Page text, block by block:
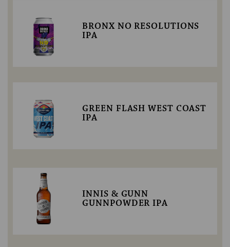
BRONX NO RESOLUTIONS
IPA
GREEN FLASH WEST COAST
IPA
INNIS & GUNN
GUNNPOWDER IPA